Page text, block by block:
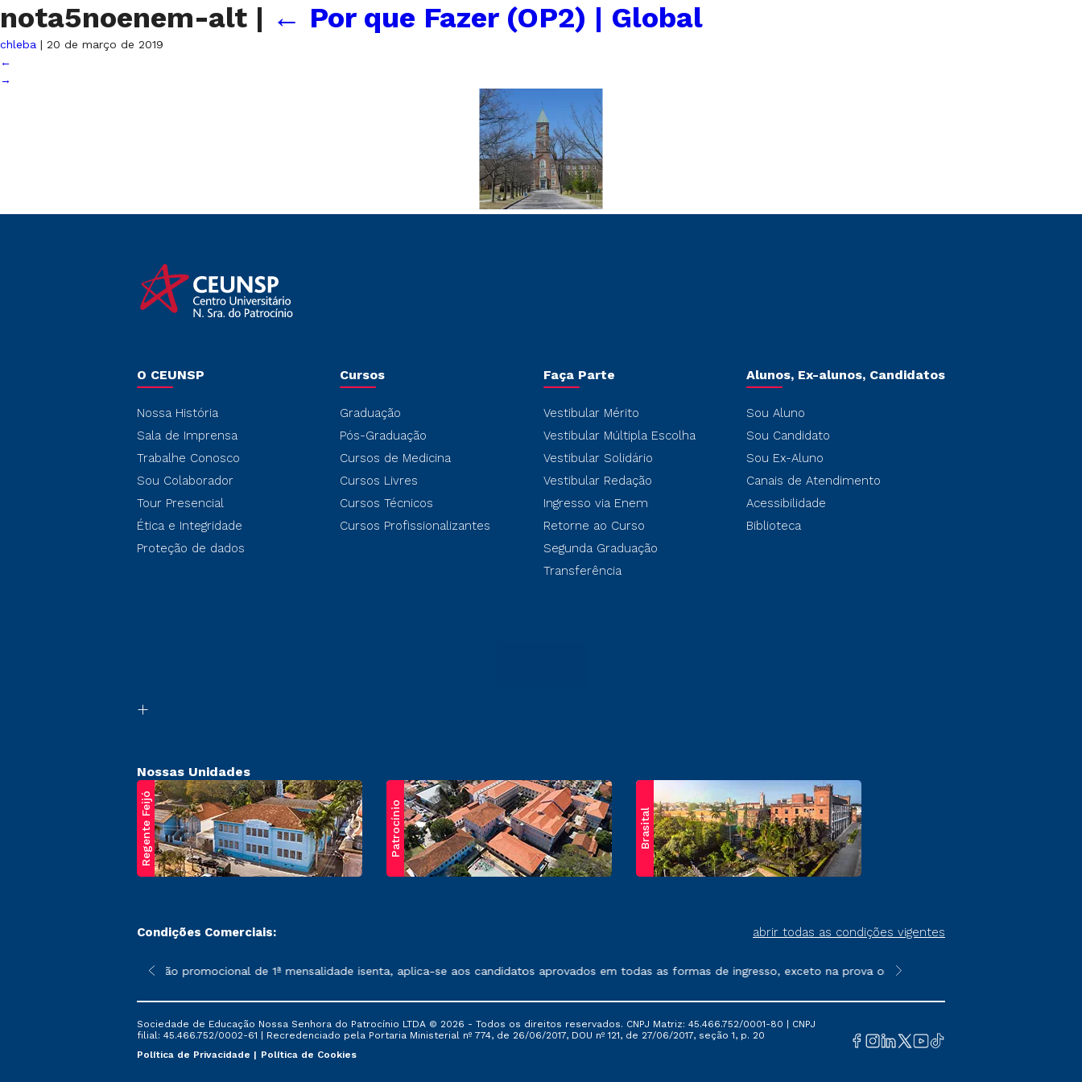
nota5noenem-alt | ← Por que Fazer (OP2) | Global
chleba | 20 de março de 2019
←
→
O CEUNSP
Nossa História
Sala de Imprensa
Trabalhe Conosco
Sou Colaborador
Tour Presencial
Ética e Integridade
Proteção de dados
Cursos
Graduação
Pós-Graduação
Cursos de Medicina
Cursos Livres
Cursos Técnicos
Cursos Profissionalizantes
Faça Parte
Vestibular Mérito
Vestibular Múltipla Escolha
Vestibular Solidário
Vestibular Redação
Ingresso via Enem
Retorne ao Curso
Segunda Graduação
Transferência
Alunos, Ex-alunos, Candidatos
Sou Aluno
Sou Candidato
Sou Ex-Aluno
Canais de Atendimento
Acessibilidade
Biblioteca
Nossas Unidades
Regente Feijó Patrocínio Brasital
Condições Comerciais: abrir todas as condições vigentes
sofrer alterações nos períodos de rematrícula conforme exposto no contrato de prestação de serviços.
*A condição promocional de 1ª mensalidade isenta, aplica-se aos candidatos aprovados em todas as formas de ingresso, exceto na prova on-line ou agendada, que ofertam
**Semipresencial é um formato do
Sociedade de Educação Nossa Senhora do Patrocínio LTDA © 2026 - Todos os direitos reservados. CNPJ Matriz: 45.466.752/0001-80 | CNPJ
filial: 45.466.752/0002-61 | Recredenciado pela Portaria Ministerial nº 774, de 26/06/2017, DOU nº 121, de 27/06/2017, seção 1, p. 20
Política de Privacidade
Política de Cookies